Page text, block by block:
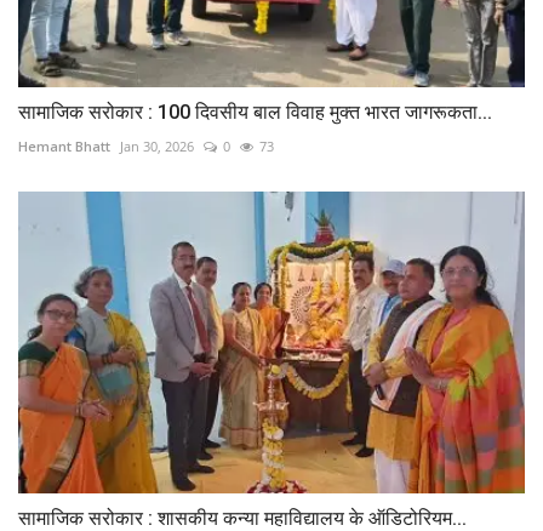
सामाजिक सरोकार : 100 दिवसीय बाल विवाह मुक्त भारत जागरूकता...
Hemant Bhatt Jan 30, 2026 0 73
सामाजिक सरोकार : शासकीय कन्या महाविद्यालय के ऑडिटोरियम...